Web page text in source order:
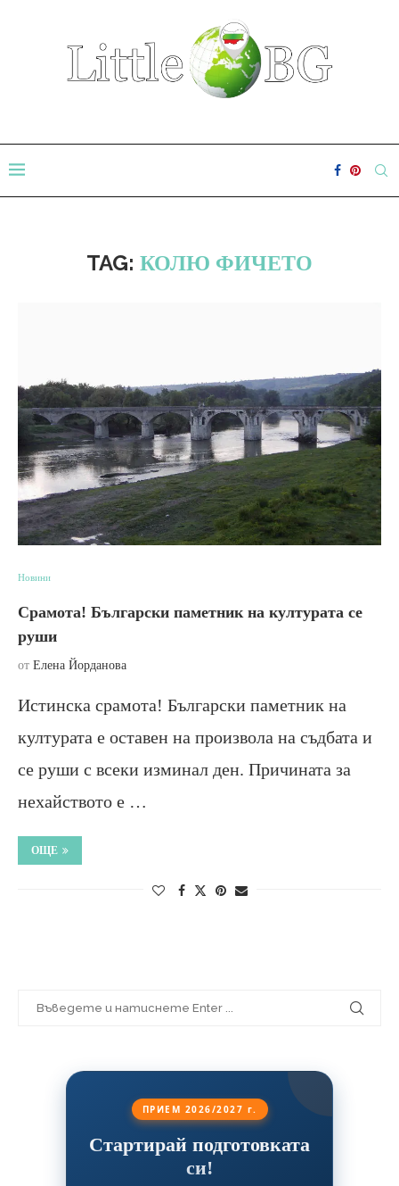
TAG: КОЛЮ ФИЧЕТО
Новини
Срамота! Български паметник на културата се
руши
от Елена Йорданова
Истинска срамота! Български паметник на
културата е оставен на произвола на съдбата и
се руши с всеки изминал ден. Причината за
нехайството е …
ОЩЕ
ПРИЕМ 2026/2027 г.
Стартирай подготовката
си!